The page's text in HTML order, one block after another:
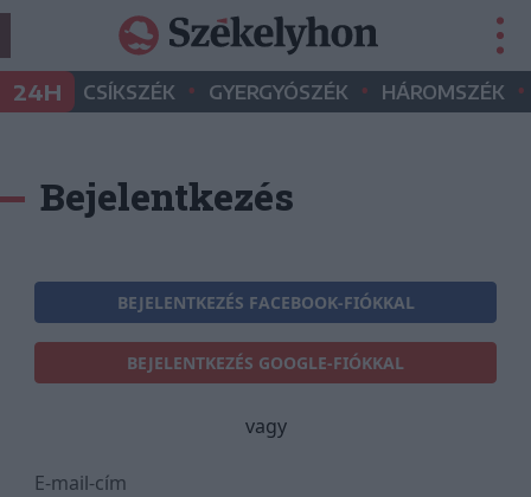
24H CSÍKSZÉK • GYERGYÓSZÉK • HÁROMSZÉK •
Bejelentkezés
BEJELENTKEZÉS FACEBOOK-FIÓKKAL
BEJELENTKEZÉS GOOGLE-FIÓKKAL
vagy
E-mail-cím